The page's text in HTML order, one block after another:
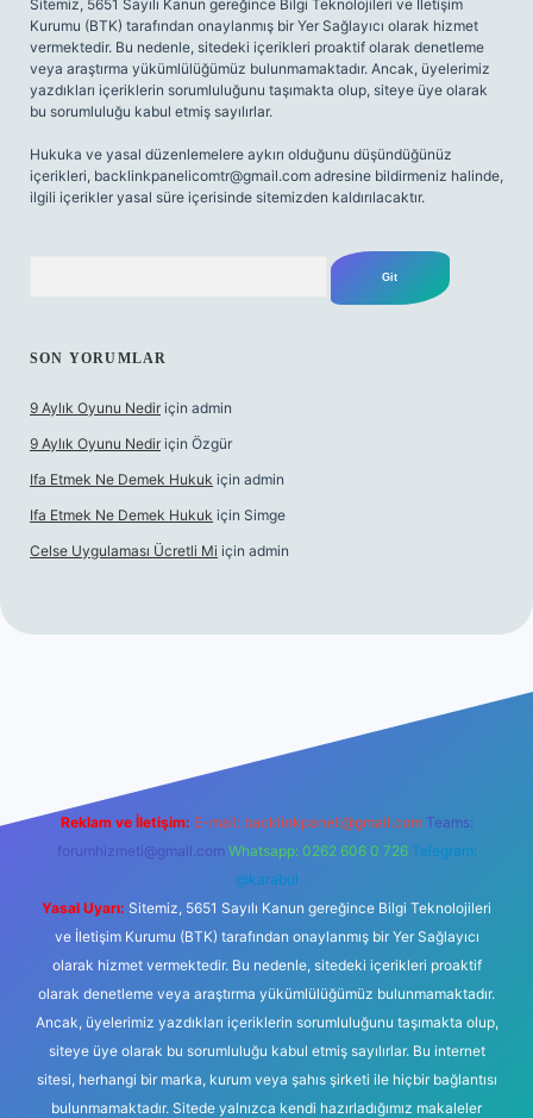
Sitemiz, 5651 Sayılı Kanun gereğince Bilgi Teknolojileri ve İletişim
Kurumu (BTK) tarafından onaylanmış bir Yer Sağlayıcı olarak hizmet
vermektedir. Bu nedenle, sitedeki içerikleri proaktif olarak denetleme
veya araştırma yükümlülüğümüz bulunmamaktadır. Ancak, üyelerimiz
yazdıkları içeriklerin sorumluluğunu taşımakta olup, siteye üye olarak
bu sorumluluğu kabul etmiş sayılırlar.
Hukuka ve yasal düzenlemelere aykırı olduğunu düşündüğünüz
içerikleri, backlinkpanelicomtr@gmail.com adresine bildirmeniz halinde,
ilgili içerikler yasal süre içerisinde sitemizden kaldırılacaktır.
SON YORUMLAR
9 Aylık Oyunu Nedir için admin
9 Aylık Oyunu Nedir için Özgür
Ifa Etmek Ne Demek Hukuk için admin
Ifa Etmek Ne Demek Hukuk için Simge
Celse Uygulaması Ücretli Mi için admin
Reklam ve İletişim: E-mail: backlinkpaneli@gmail.com Teams:
forumhizmeti@gmail.com Whatsapp: 0262 606 0 726 Telegram:
@karabul
Yasal Uyarı: Sitemiz, 5651 Sayılı Kanun gereğince Bilgi Teknolojileri
ve İletişim Kurumu (BTK) tarafından onaylanmış bir Yer Sağlayıcı
olarak hizmet vermektedir. Bu nedenle, sitedeki içerikleri proaktif
olarak denetleme veya araştırma yükümlülüğümüz bulunmamaktadır.
Ancak, üyelerimiz yazdıkları içeriklerin sorumluluğunu taşımakta olup,
siteye üye olarak bu sorumluluğu kabul etmiş sayılırlar. Bu internet
sitesi, herhangi bir marka, kurum veya şahıs şirketi ile hiçbir bağlantısı
bulunmamaktadır. Sitede yalnızca kendi hazırladığımız makaleler